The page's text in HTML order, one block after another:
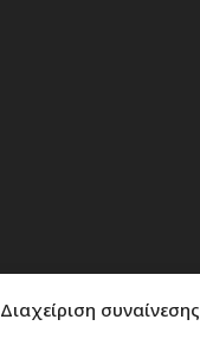
Διαχείριση συναίνεσης